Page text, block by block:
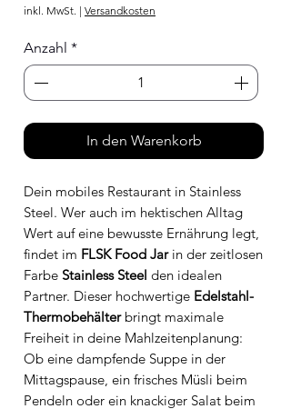
inkl. MwSt. | Versandkosten
Anzahl *
In den Warenkorb
Dein mobiles Restaurant in Stainless
Steel. Wer auch im hektischen Alltag
Wert auf eine bewusste Ernährung legt,
findet im FLSK Food Jarin der zeitlosen
Farbe Stainless Steel den idealen
Partner. Dieser hochwertige Edelstahl-
Thermobehälterbringt maximale
Freiheit in deine Mahlzeitenplanung:
Ob eine dampfende Suppe in der
Mittagspause, ein frisches Müsli beim
Pendeln oder ein knackiger Salat beim